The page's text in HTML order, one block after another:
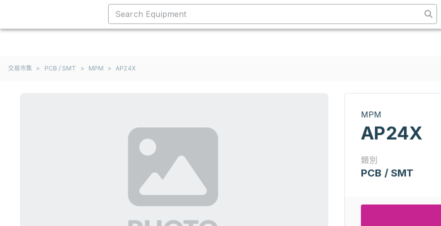
交易市集 > PCB / SMT > MPM > AP24X
MPM
AP24X
類別
PCB / SMT